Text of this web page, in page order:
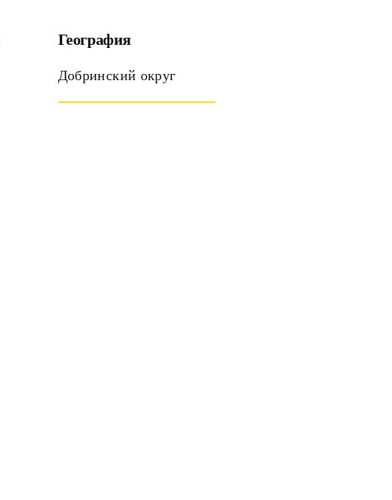
География
Добринский округ